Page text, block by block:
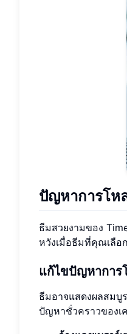
ปัญหาการโห
ธีมสวยงามของ
หวังเมื่อธีมที่คุณเลือ
แก้ไขปัญหาการ
ธีมอาจแสดงผลสมบู
ปัญหาชั่วคราวของเ